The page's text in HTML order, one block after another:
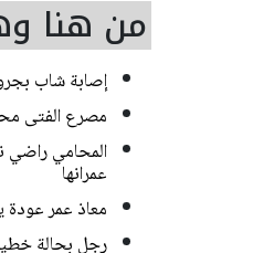
من هنا
إصابة شاب
مصرع الفتى
المحامي راضي
عمرانها
معاذ عمر عودة
رجل بحالة